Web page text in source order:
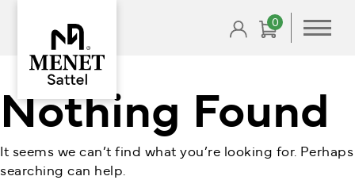
0
Nothing Found
It seems we can’t find what you’re looking for. Perhaps
searching can help.